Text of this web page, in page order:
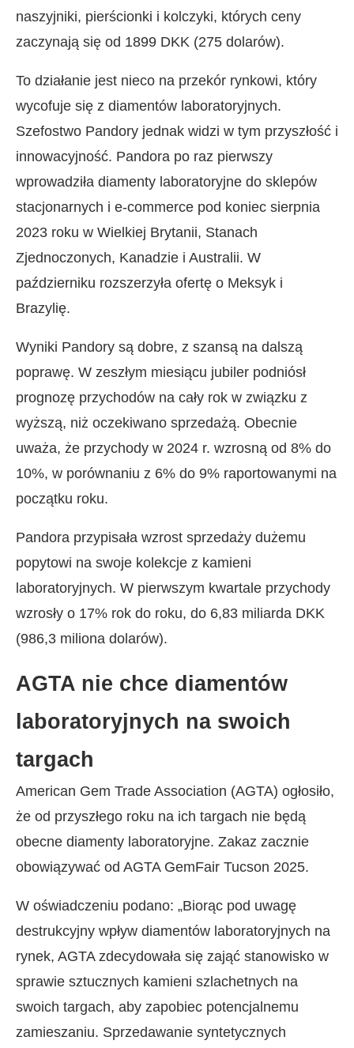
naszyjniki, pierścionki i kolczyki, których ceny
zaczynają się od 1899 DKK (275 dolarów).
To działanie jest nieco na przekór rynkowi, który
wycofuje się z diamentów laboratoryjnych.
Szefostwo Pandory jednak widzi w tym przyszłość i
innowacyjność. Pandora po raz pierwszy
wprowadziła diamenty laboratoryjne do sklepów
stacjonarnych i e-commerce pod koniec sierpnia
2023 roku w Wielkiej Brytanii, Stanach
Zjednoczonych, Kanadzie i Australii. W
październiku rozszerzyła ofertę o Meksyk i
Brazylię.
Wyniki Pandory są dobre, z szansą na dalszą
poprawę. W zeszłym miesiącu jubiler podniósł
prognozę przychodów na cały rok w związku z
wyższą, niż oczekiwano sprzedażą. Obecnie
uważa, że ​​przychody w 2024 r. wzrosną od 8% do
10%, w porównaniu z 6% do 9% raportowanymi na
początku roku.
Pandora przypisała wzrost sprzedaży dużemu
popytowi na swoje kolekcje z kamieni
laboratoryjnych. W pierwszym kwartale przychody
wzrosły o 17% rok do roku, do 6,83 miliarda DKK
(986,3 miliona dolarów).
AGTA nie chce diamentów
laboratoryjnych na swoich
targach
American Gem Trade Association (AGTA) ogłosiło,
że od przyszłego roku na ich targach nie będą
obecne diamenty laboratoryjne. Zakaz zacznie
obowiązywać od AGTA GemFair Tucson 2025.
W oświadczeniu podano: „Biorąc pod uwagę
destrukcyjny wpływ diamentów laboratoryjnych na
rynek, AGTA zdecydowała się zająć stanowisko w
sprawie sztucznych kamieni szlachetnych na
swoich targach, aby zapobiec potencjalnemu
zamieszaniu. Sprzedawanie syntetycznych